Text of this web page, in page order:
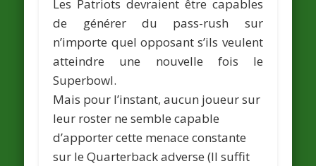
Les Patriots devraient être capables
de générer du pass-rush sur
n’importe quel opposant s’ils veulent
atteindre une nouvelle fois le
Superbowl.
Mais pour l’instant, aucun joueur sur
leur roster ne semble capable
d’apporter cette menace constante
sur le Quarterback adverse (Il suffit